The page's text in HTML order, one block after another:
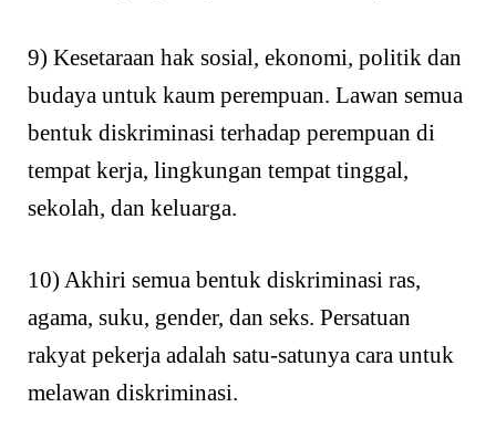
9) Kesetaraan hak sosial, ekonomi, politik dan
budaya untuk kaum perempuan. Lawan semua
bentuk diskriminasi terhadap perempuan di
tempat kerja, lingkungan tempat tinggal,
sekolah, dan keluarga.
10) Akhiri semua bentuk diskriminasi ras,
agama, suku, gender, dan seks. Persatuan
rakyat pekerja adalah satu-satunya cara untuk
melawan diskriminasi.